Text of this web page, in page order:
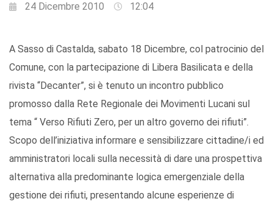
24 Dicembre 2010 12:04
A Sasso di Castalda, sabato 18 Dicembre, col patrocinio del
Comune, con la partecipazione di Libera Basilicata e della
rivista “Decanter”, si è tenuto un incontro pubblico
promosso dalla Rete Regionale dei Movimenti Lucani sul
tema “ Verso Rifiuti Zero, per un altro governo dei rifiuti”.
Scopo dell’iniziativa informare e sensibilizzare cittadine/i ed
amministratori locali sulla necessità di dare una prospettiva
alternativa alla predominante logica emergenziale della
gestione dei rifiuti, presentando alcune esperienze di